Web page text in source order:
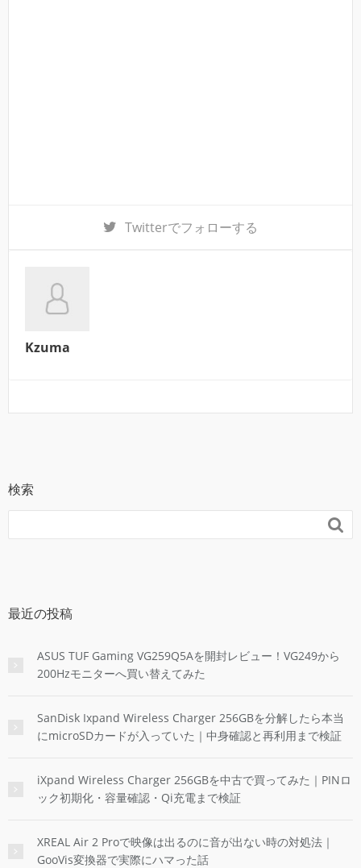
Twitterでフォローする
Kzuma
検索

最近の投稿
ASUS TUF Gaming VG259Q5Aを開封レビュー！VG249から
200Hzモニターへ買い替えてみた
SanDisk Ixpand Wireless Charger 256GBを分解したら本当
にmicroSDカードが入っていた｜中身確認と再利用まで検証
iXpand Wireless Charger 256GBを中古で買ってみた｜PINロ
ック初期化・容量確認・Qi充電まで検証
XREAL Air 2 Proで映像は出るのに音が出ない時の対処法｜
GooVis変換器で実際にハマった話